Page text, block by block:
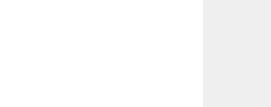
cắn và các yếu tố tương đương.